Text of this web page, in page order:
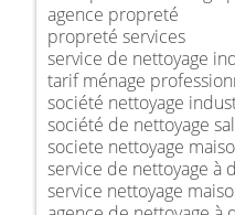
agence propreté
propreté services
service de nettoyage
tarif ménage
société nettoyage
société de nettoyage
societe nettoyage
service de nettoyage à
service nettoyage